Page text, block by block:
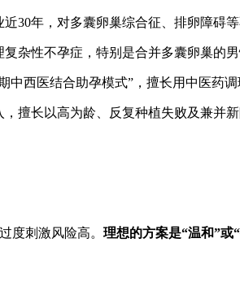
30年，对多囊卵巢综合征、排卵障碍
杂性不孕症，特别是合并多囊卵巢的
中西医结合助孕模式”，擅长用中医药
擅长以高为龄、反复种植失败及兼并
度刺激风险高。 理想的方案是“温和”或